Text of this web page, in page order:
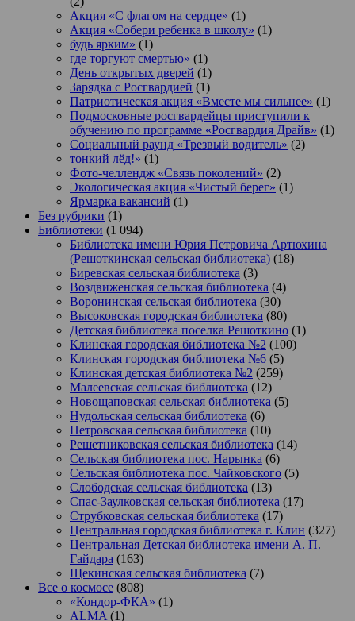
Акция «С флагом на сердце» (1)
Акция «Собери ребенка в школу» (1)
будь ярким» (1)
где торгуют смертью» (1)
День открытых дверей (1)
Зарядка с Росгвардией (1)
Патриотическая акция «Вместе мы сильнее» (1)
Подмосковные росгвардейцы приступили к
обучению по программе «Росгвардия Драйв» (1)
Социальный раунд «Трезвый водитель» (2)
тонкий лёд!» (1)
Фото-челлендж «Связь поколений» (2)
Экологическая акция «Чистый берег» (1)
Ярмарка вакансий (1)
Без рубрики (1)
Библиотеки (1 094)
Библиотека имени Юрия Петровича Артюхина
(Решоткинская сельская библиотека) (18)
Биревская сельская библиотека (3)
Воздвиженская сельская библиотека (4)
Воронинская сельская библиотека (30)
Высоковская городская библиотека (80)
Детская библиотека поселка Решоткино (1)
Клинская городская библиотека №2 (100)
Клинская городская библиотека №6 (5)
Клинская детская библиотека №2 (259)
Малеевская сельская библиотека (12)
Новощаповская сельская библиотека (5)
Нудольская сельская библиотека (6)
Петровская сельская библиотека (10)
Решетниковская сельская библиотека (14)
Сельская библиотека пос. Нарынка (6)
Сельская библиотека пос. Чайковского (5)
Слободская сельская библиотека (13)
Спас-Заулковская сельская библиотека (17)
Струбковская сельская библиотека (17)
Центральная городская библиотека г. Клин (327)
Центральная Детская библиотека имени А. П.
Гайдара (163)
Щекинская сельская библиотека (7)
Все о космосе (808)
«Кондор-ФКА» (1)
ALMA (1)